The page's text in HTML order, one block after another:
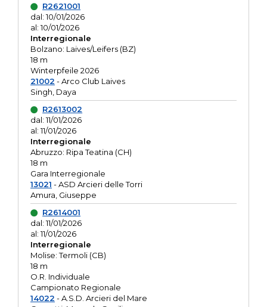
R2621001
dal: 10/01/2026
al: 10/01/2026
Interregionale
Bolzano: Laives/Leifers (BZ)
18 m
Winterpfeile 2026
21002 - Arco Club Laives
Singh, Daya
R2613002
dal: 11/01/2026
al: 11/01/2026
Interregionale
Abruzzo: Ripa Teatina (CH)
18 m
Gara Interregionale
13021 - ASD Arcieri delle Torri
Amura, Giuseppe
R2614001
dal: 11/01/2026
al: 11/01/2026
Interregionale
Molise: Termoli (CB)
18 m
O.R. Individuale
Campionato Regionale
14022 - A.S.D. Arcieri del Mare